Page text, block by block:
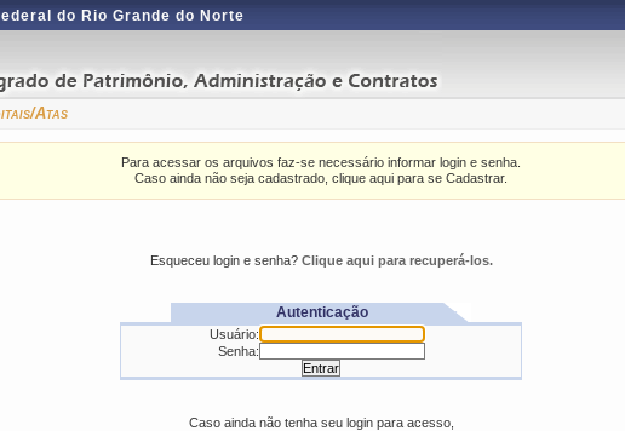
do Rio Grande do Norte
Atas
Para acessar os arquivos faz-se necessário informar login e senha.
Caso ainda não seja cadastrado, clique aqui para se Cadastrar.
Esqueceu login e senha? Clique aqui para recuperá-los.
Autenticação
Usuário:
Senha:
Caso ainda não tenha seu login para acesso,